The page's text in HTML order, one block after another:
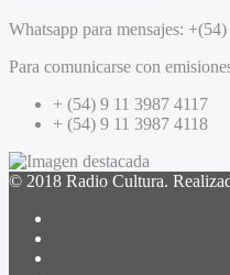
Whatsapp para mensajes: +(54)
Para comunicarse con
+ (54) 9 11 3987 4117
+ (54) 9 11 3987 4118
© 2018 Radio Cultura.